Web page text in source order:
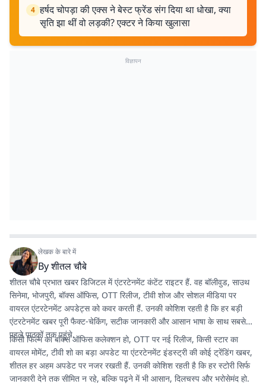
4 हर्षद चोपड़ा की एक्स ने बेस्ट फ्रेंड संग दिया था धोखा, क्या
सृति झा थीं वो लड़की? एक्टर ने किया खुलासा
विज्ञापन
लेखक के बारे में
Byशीतल चौबे
शीतल चौबे प्रभात खबर डिजिटल में एंटरटेनमेंट कंटेंट राइटर हैं. वह बॉलीवुड, साउथ
सिनेमा, भोजपुरी, बॉक्स ऑफिस, OTT रिलीज, टीवी शोज और सोशल मीडिया पर
वायरल एंटरटेनमेंट अपडेट्स को कवर करती हैं. उनकी कोशिश रहती है कि हर बड़ी
एंटरटेनमेंट खबर पूरी फैक्ट-चेकिंग, सटीक जानकारी और आसान भाषा के साथ सबसे
पहले पाठकों तक पहुंचे.
किसी फिल्म का बॉक्स ऑफिस कलेक्शन हो, OTT पर नई रिलीज, किसी स्टार का
वायरल मोमेंट, टीवी शो का बड़ा अपडेट या एंटरटेनमेंट इंडस्ट्री की कोई ट्रेंडिंग खबर,
शीतल हर अहम अपडेट पर नजर रखती हैं. उनकी कोशिश रहती है कि हर स्टोरी सिर्फ
जानकारी देने तक सीमित न रहे, बल्कि पढ़ने में भी आसान, दिलचस्प और भरोसेमंद हो.